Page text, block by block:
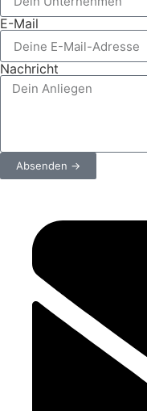
E-Mail
Nachricht
Absenden →